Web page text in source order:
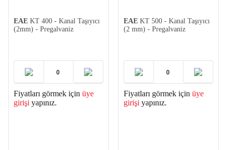
EAE KT 400 - Kanal Taşıyıcı
(2mm) - Pregalvaniz
Fiyatları görmek için üye
girişi yapınız.
EAE KT 500 - Kanal Taşıyıcı
(2 mm) - Pregalvaniz
Fiyatları görmek için üye
girişi yapınız.